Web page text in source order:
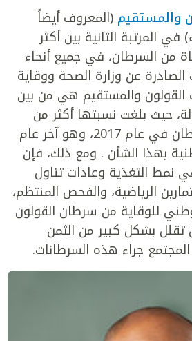
والمستقيم (المعروف أيضاً
المرتبة الثانية بين أكثر
من السرطان، في جميع أنحاء
الصادرة عن وزارة الصحة ووقاية
القولون والمستقيم هي من بين
حيث بلغت نسبتها أكثر من
12٪ من وفيات السرطان في عام 2017، وهو آخر عام
بهذا الشأن . ومع ذلك، فإن
نمط التغذية وعادات تناول
الرياضية، والفحص المنتظم،
للوقاية من سرطان القولون
تقلل بشكل كبير من الثمن
جراء هذه السرطانات.